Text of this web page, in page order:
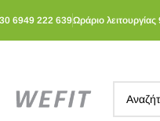
6949 222 639Ωράριο